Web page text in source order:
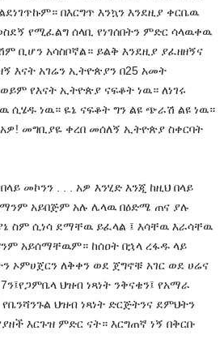
በእርግጥ እንኳን እንደዚያ ቀርቤዉ
የሚፈልግ ሰላቢ የነገሰበትን ምድር ሳላዉቀዉ
ቢሆን አሳስቦኛል። ይልቅ እንደዚያ ያፈዘዘኝና
እናት አገሬን ኢትዮጵያን በ25 አመት
የእናት ኢትዮጵያ ናፍቆት ነዉ። ለነገሩ
ነዉ። ዬኔ ናፍቆት ግን ልዩ ጭራሽ ልዩ ነዉ።
መግቢያዬ ቀረበ መሰለኝ ኢትዮጵያ ስቀርባት
መኮንን . . . አዎ እንሂድ እንጂ ከዚህ በላይ
አይበጅም አሉ ሌላዉ በዕድሜ ጠና ያሉ
ስም ሲነሳ ደማቸዉ ይፈላል ፤ እሳቸዉ እራሳቸዉ
አይሰማቸዉም። ከሰዐት በኋላ ረፋዱ ላይ
ኦምሀጀርን ለቅቀን ወደ ጀግኖቹ አገር ወደ ሀሬና
ህዝብ ነጻነት ንቅናቄን፤ የአማራ
ህዝብ ነጻነት ድርጅትንና ደምህትን
እርጉዝ ምድር ናት። እርግጠኛ ነኝ በቅርቡ